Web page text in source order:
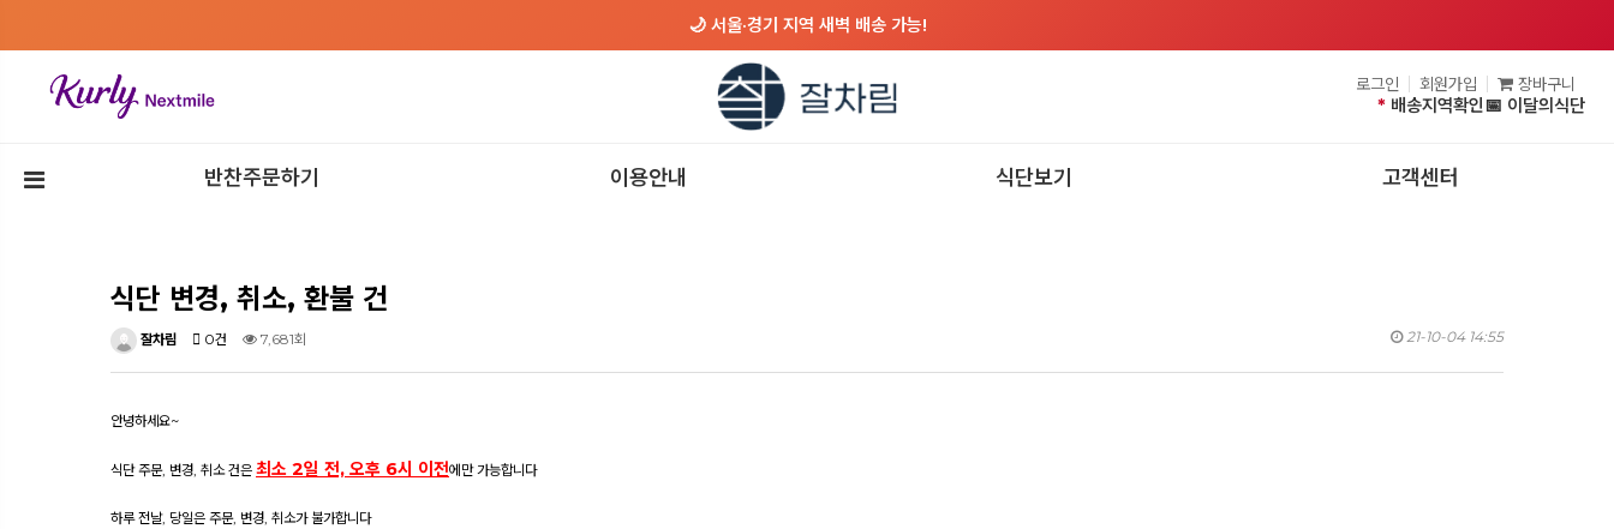
🌙 서울·경기 지역 새벽 배송 가능!
로그인 회원가입 장바구니
* 배송지역확인📅 이달의식단
반찬주문하기 이용안내 식단보기 고객센터
식단 변경, 취소, 환불 건
잘차림 0건 7,681회 21-10-04 14:55
안녕하세요~
식단 주문, 변경, 취소 건은 최소 2일 전, 오후 6시 이전에만 가능합니다
하루 전날, 당일은 주문, 변경, 취소가 불가합니다